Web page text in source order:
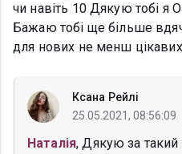
чи навіть 10 Дякую тобі я
Бажаю тобі ще більше
для нових не менш цікавих
Ксана Рейлі
25.05.2021, 08:56:09
Наталія, Дякую за такий